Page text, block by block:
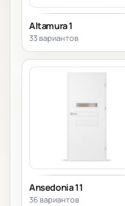
Altamura 1
33 вариантов
Ansedonia 11
36 вариантов